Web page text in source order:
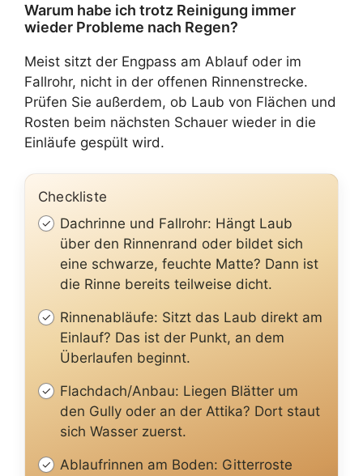
Warum habe ich trotz Reinigung immer
wieder Probleme nach Regen?
Meist sitzt der Engpass am Ablauf oder im
Fallrohr, nicht in der offenen Rinnenstrecke.
Prüfen Sie außerdem, ob Laub von Flächen und
Rosten beim nächsten Schauer wieder in die
Einläufe gespült wird.
Checkliste
Dachrinne und Fallrohr: Hängt Laub
über den Rinnenrand oder bildet sich
eine schwarze, feuchte Matte? Dann ist
die Rinne bereits teilweise dicht.
Rinnenabläufe: Sitzt das Laub direkt am
Einlauf? Das ist der Punkt, an dem
Überlaufen beginnt.
Flachdach/Anbau: Liegen Blätter um
den Gully oder an der Attika? Dort staut
sich Wasser zuerst.
Ablaufrinnen am Boden: Gitterroste